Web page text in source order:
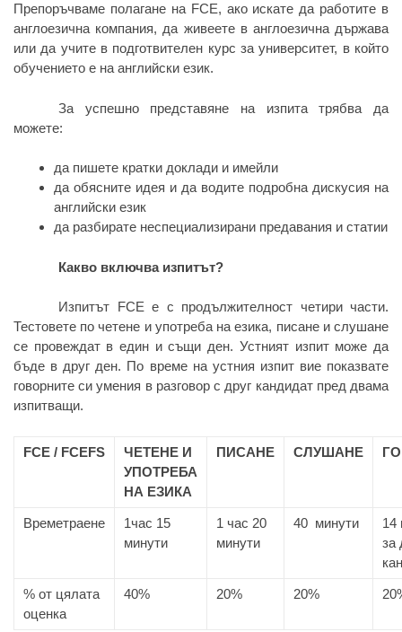
Препоръчваме полагане на FCE, ако искате да работите в
англоезична компания, да живеете в англоезична държава
или да учите в подготвителен курс за университет, в който
обучението е на английски език.
За успешно представяне на изпита трябва да
можете:
да пишете кратки доклади и имейли
да обясните идея и да водите подробна дискусия на
английски език
да разбирате неспециализирани предавания и статии
Какво включва изпитът?
Изпитът FCE е с продължителност четири части.
Тестовете по четене и употреба на езика, писане и слушане
се провеждат в един и същи ден. Устният изпит може да
бъде в друг ден. По време на устния изпит вие показвате
говорните си умения в разговор с друг кандидат пред двама
изпитващи.
FCE / FCEFS
ЧЕТЕНЕ И
УПОТРЕБА
НА ЕЗИКА
ПИСАНЕ СЛУШАНЕ
Времетраене
1час 15
минути
1 час 20
минути
40 минути
14
за
% от цялата
оценка
40% 20% 20%